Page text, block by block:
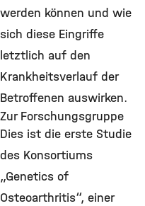
werden können und wie
sich diese Eingriffe
letztlich auf den
Krankheitsverlauf der
Betroffenen auswirken.
Zur Forschungsgruppe
Dies ist die erste Studie
des Konsortiums
„Genetics of
Osteoarthritis“, einer